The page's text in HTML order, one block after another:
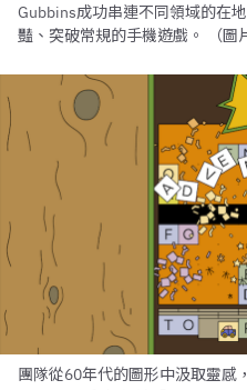
Gubbins成功串連不同領域的在
豔、突破常規的手機遊戲。 （圖
團隊從60年代的圖形中汲取靈感